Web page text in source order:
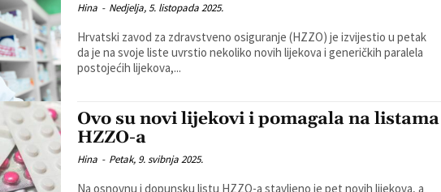
Hina - Nedjelja, 5. listopada 2025.
Hrvatski zavod za zdravstveno osiguranje (HZZO) je izvijestio u petak
da je na svoje liste uvrstio nekoliko novih lijekova i generičkih paralela
postojećih lijekova,...
Ovo su novi lijekovi i pomagala na listama
HZZO-a
Hina - Petak, 9. svibnja 2025.
Na osnovnu i dopunsku listu HZZO-a stavljeno je pet novih lijekova, a